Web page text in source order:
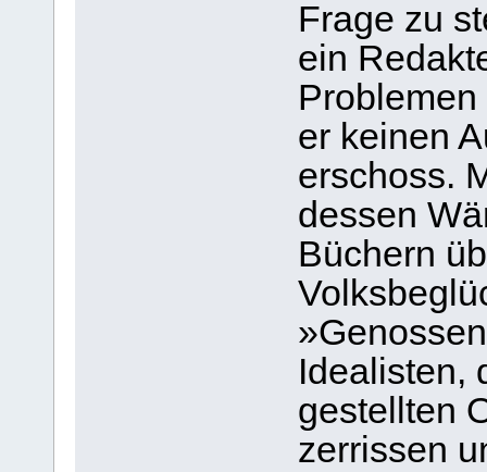
Frage zu
ein
er keinen
erschoss.
dessen
Büchern
Idealisten,
gestellten
zerrissen